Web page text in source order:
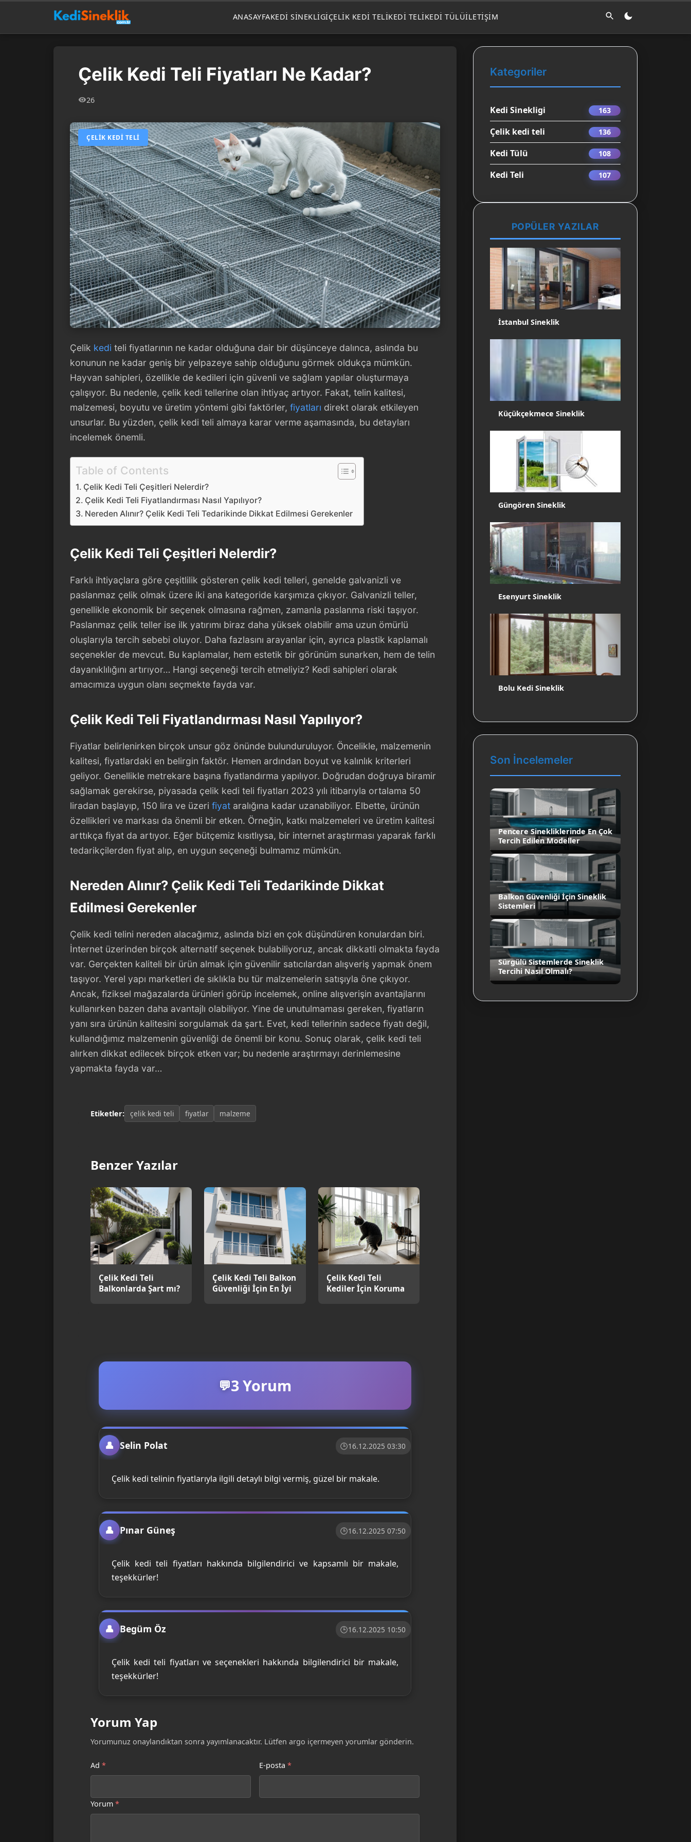
ANASAYFAKEDI SINEKLIGIÇELIK KEDI TELIKEDI TELIKEDI TÜLÜİLETIŞIM
Çelik Kedi Teli Fiyatları Ne Kadar?
26
ÇELIK KEDI TELI
Çelik kedi teli fiyatlarının ne kadar olduğuna dair bir düşünceye dalınca, aslında bu
konunun ne kadar geniş bir yelpazeye sahip olduğunu görmek oldukça mümkün.
Hayvan sahipleri, özellikle de kedileri için güvenli ve sağlam yapılar oluşturmaya
çalışıyor. Bu nedenle, çelik kedi tellerine olan ihtiyaç artıyor. Fakat, telin kalitesi,
malzemesi, boyutu ve üretim yöntemi gibi faktörler, fiyatları direkt olarak etkileyen
unsurlar. Bu yüzden, çelik kedi teli almaya karar verme aşamasında, bu detayları
incelemek önemli.
Table of Contents
Çelik Kedi Teli Çeşitleri Nelerdir?
Çelik Kedi Teli Fiyatlandırması Nasıl Yapılıyor?
Nereden Alınır? Çelik Kedi Teli Tedarikinde Dikkat Edilmesi Gerekenler
Çelik Kedi Teli Çeşitleri Nelerdir?
Farklı ihtiyaçlara göre çeşitlilik gösteren çelik kedi telleri, genelde galvanizli ve
paslanmaz çelik olmak üzere iki ana kategoride karşımıza çıkıyor. Galvanizli teller,
genellikle ekonomik bir seçenek olmasına rağmen, zamanla paslanma riski taşıyor.
Paslanmaz çelik teller ise ilk yatırımı biraz daha yüksek olabilir ama uzun ömürlü
oluşlarıyla tercih sebebi oluyor. Daha fazlasını arayanlar için, ayrıca plastik kaplamalı
seçenekler de mevcut. Bu kaplamalar, hem estetik bir görünüm sunarken, hem de telin
dayanıklılığını artırıyor… Hangi seçeneği tercih etmeliyiz? Kedi sahipleri olarak
amacımıza uygun olanı seçmekte fayda var.
Çelik Kedi Teli Fiyatlandırması Nasıl Yapılıyor?
Fiyatlar belirlenirken birçok unsur göz önünde bulunduruluyor. Öncelikle, malzemenin
kalitesi, fiyatlardaki en belirgin faktör. Hemen ardından boyut ve kalınlık kriterleri
geliyor. Genellikle metrekare başına fiyatlandırma yapılıyor. Doğrudan doğruya biramir
sağlamak gerekirse, piyasada çelik kedi teli fiyatları 2023 yılı itibarıyla ortalama 50
liradan başlayıp, 150 lira ve üzeri fiyat aralığına kadar uzanabiliyor. Elbette, ürünün
özellikleri ve markası da önemli bir etken. Örneğin, katkı malzemeleri ve üretim kalitesi
arttıkça fiyat da artıyor. Eğer bütçemiz kısıtlıysa, bir internet araştırması yaparak farklı
tedarikçilerden fiyat alıp, en uygun seçeneği bulmamız mümkün.
Nereden Alınır? Çelik Kedi Teli Tedarikinde Dikkat
Edilmesi Gerekenler
Çelik kedi telini nereden alacağımız, aslında bizi en çok düşündüren konulardan biri.
İnternet üzerinden birçok alternatif seçenek bulabiliyoruz, ancak dikkatli olmakta fayda
var. Gerçekten kaliteli bir ürün almak için güvenilir satıcılardan alışveriş yapmak önem
taşıyor. Yerel yapı marketleri de sıklıkla bu tür malzemelerin satışıyla öne çıkıyor.
Ancak, fiziksel mağazalarda ürünleri görüp incelemek, online alışverişin avantajlarını
kullanırken bazen daha avantajlı olabiliyor. Yine de unutulmaması gereken, fiyatların
yanı sıra ürünün kalitesini sorgulamak da şart. Evet, kedi tellerinin sadece fiyatı değil,
kullandığımız malzemenin güvenliği de önemli bir konu. Sonuç olarak, çelik kedi teli
alırken dikkat edilecek birçok etken var; bu nedenle araştırmayı derinlemesine
yapmakta fayda var…
Etiketler: çelik kedi teli fiyatlar malzeme
Benzer Yazılar
Çelik Kedi Teli
Balkonlarda Şart mı?
Çelik Kedi Teli Balkon
Güvenliği İçin En İyi
Çelik Kedi Teli
Kediler İçin Koruma
3 Yorum
Selin Polat 16.12.2025 03:30
Çelik kedi telinin fiyatlarıyla ilgili detaylı bilgi vermiş, güzel bir makale.
Pınar Güneş 16.12.2025 07:50
Çelik kedi teli fiyatları hakkında bilgilendirici ve kapsamlı bir makale,
teşekkürler!
Begüm Öz 16.12.2025 10:50
Çelik kedi teli fiyatları ve seçenekleri hakkında bilgilendirici bir makale,
teşekkürler!
Yorum Yap
Yorumunuz onaylandıktan sonra yayımlanacaktır. Lütfen argo içermeyen yorumlar gönderin.
Ad * E-posta *
Yorum *
Kategoriler
Kedi Sinekligi 163
Çelik kedi teli 136
Kedi Tülü 108
Kedi Teli 107
POPÜLER YAZILAR
İstanbul Sineklik
Küçükçekmece Sineklik
Güngören Sineklik
Esenyurt Sineklik
Bolu Kedi Sineklik
Son İncelemeler
Pencere Sinekliklerinde En Çok
Tercih Edilen Modeller
Balkon Güvenliği İçin Sineklik
Sistemleri
Sürgülü Sistemlerde Sineklik
Tercihi Nasıl Olmalı?